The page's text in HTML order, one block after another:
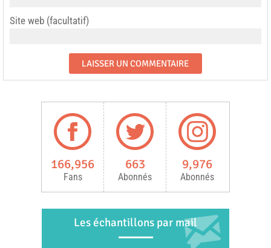
Site web (facultatif)
166,956
Fans
663
Abonnés
9,976
Abonnés
Les échantillons par mail